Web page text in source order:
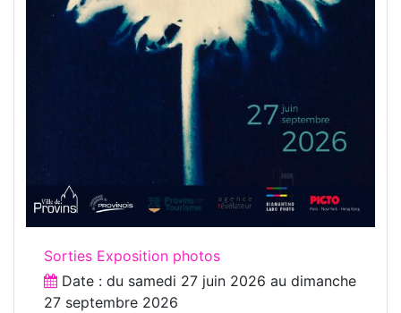
Sorties Exposition photos
Date : du samedi 27 juin 2026 au dimanche
27 septembre 2026